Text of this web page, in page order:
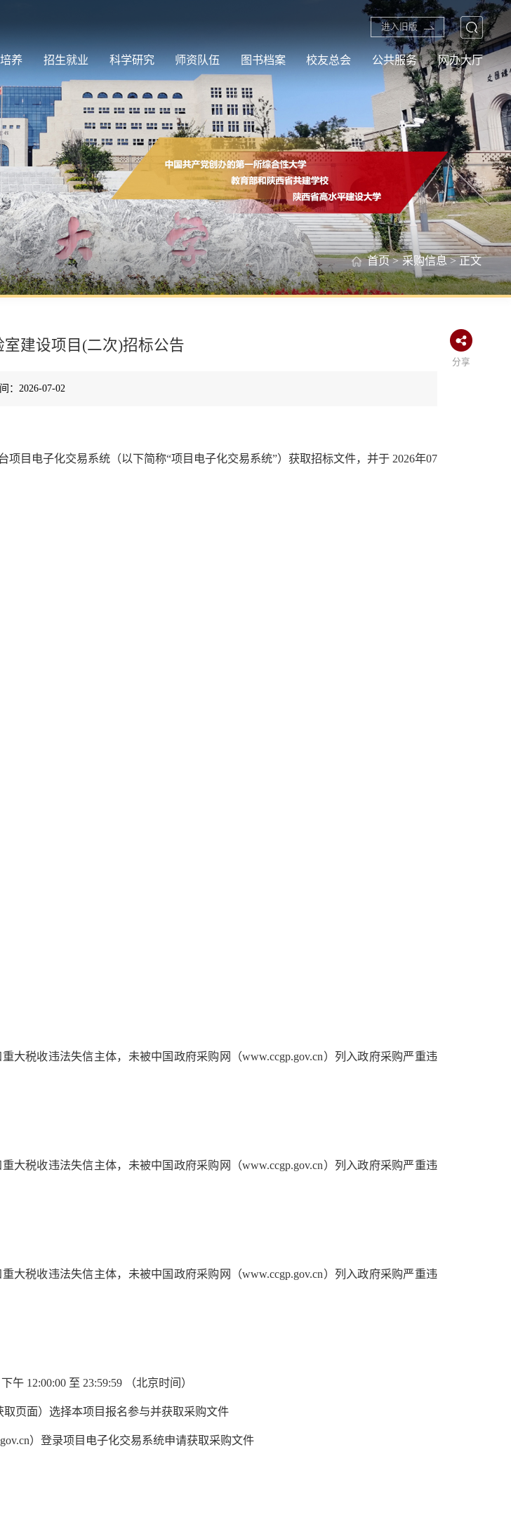
进入旧版
养 招生就业 科学研究 师资队伍 图书档案 校友总会 公共服务 网办大厅
首页 > 采购信息 > 正文
建设项目(二次)招标公告
分享
：2026-07-02
目电子化交易系统（以下简称“项目电子化交易系统”）获取招标文件，并于 2026年07
大税收违法失信主体，未被中国政府采购网（www.ccgp.gov.cn）列入政府采购严重违
大税收违法失信主体，未被中国政府采购网（www.ccgp.gov.cn）列入政府采购严重违
大税收违法失信主体，未被中国政府采购网（www.ccgp.gov.cn）列入政府采购严重违
午 12:00:00 至 23:59:59 （北京时间）
页面）选择本项目报名参与并获取采购文件
）登录项目电子化交易系统申请获取采购文件